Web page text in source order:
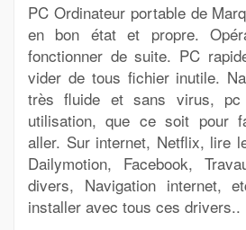
PC Ordinateur portable de
en bon état et propre.
fonctionner de suite. PC
vider de tous fichier inutile.
très fluide et sans virus, pc
utilisation, que ce soit pour
aller. Sur internet, Netflix, lire
Dailymotion, Facebook,
divers, Navigation internet,
installer avec tous ces drivers..